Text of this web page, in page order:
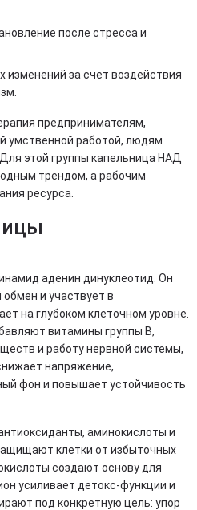
после стресса и
изменений за счет воздействия
предпринимателям,
умственной работой, людям
этой группы капельница НАД
трендом, а рабочим
ресурса.
аденин динуклеотид. Он
и участвует в
на глубоком клеточном уровне.
витамины группы B,
и работу нервной системы,
напряжение,
фон и повышает устойчивость
аминокислоты и
клетки от избыточных
создают основу для
усиливает детокс-функции и
под конкретную цель: упор